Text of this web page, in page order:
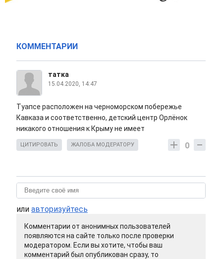
КОММЕНТАРИИ
татка
15.04.2020, 14:47
Туапсе расположен на черноморском побережье
Кавказа и соответственно, детский центр Орлёнок
никакого отношения к Крыму не имеет
0
ЦИТИРОВАТЬ ЖАЛОБА МОДЕРАТОРУ
или авторизуйтесь
Комментарии от анонимных пользователей
появляются на сайте только после проверки
модератором. Если вы хотите, чтобы ваш
комментарий был опубликован сразу, то